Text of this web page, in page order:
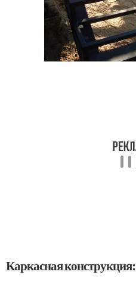
Каркасная конструкция: